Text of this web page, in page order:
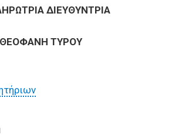
ΔΙΕΥΘΥΝΤΡΙΑ
ΘΕΟΦΑΝΗ ΤΥΡΟΥ